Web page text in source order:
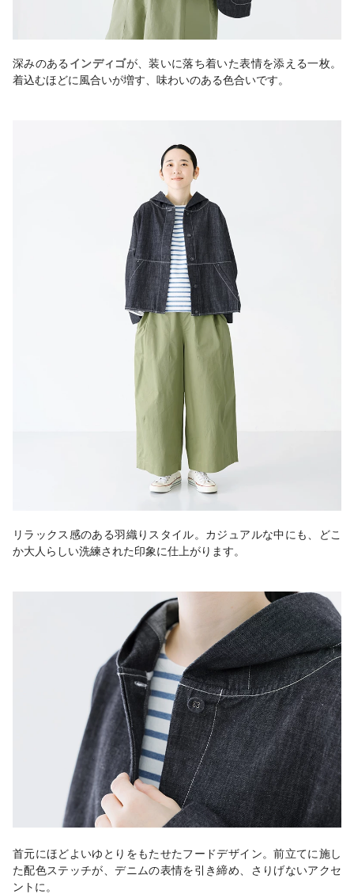
深みのある インディゴが、装いに落ち着いた表情を添える一枚。
着込むほどに風合いが増す、味わいのある色合いです。
リラックス感のある羽織りスタイル。カジュアルな中にも、どこ
か大人らしい洗練された印象に仕上がります。
首元にほどよいゆとりをもたせたフードデザイン。前立てに施し
た配色ステッチが、デニムの表情を引き締め、さりげないアクセ
ントに。